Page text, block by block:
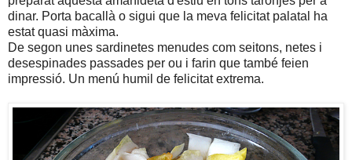
dinar. Porta bacallà o sigui que la meva felicitat palatal ha
estat quasi màxima.
De segon unes sardinetes menudes com seitons, netes i
desespinades passades per ou i farin que també feien
impressió. Un menú humil de felicitat extrema.